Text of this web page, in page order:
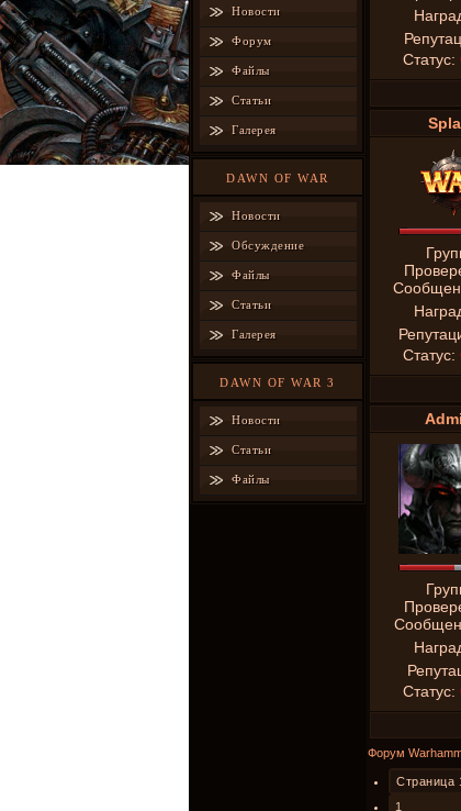
Новости
Форум
Файлы
Статьи
Галерея
DAWN OF WAR
Новости
Обсуждение
Файлы
Статьи
Галерея
DAWN OF WAR 3
Новости
Статьи
Файлы
Статус:
Статус:
Статус:
Форум
Страница
1